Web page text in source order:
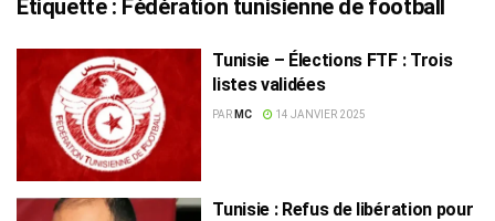
Étiquette : Fédération tunisienne de football
Tunisie – Élections FTF : Trois
listes validées
PAR MC 14 JANVIER 2025
Tunisie : Refus de libération pour